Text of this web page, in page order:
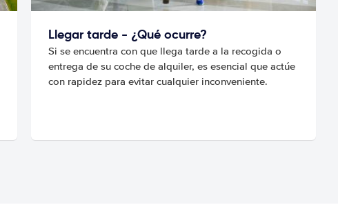
Llegar tarde - ¿Qué ocurre?
Si se encuentra con que llega tarde a la recogida o
entrega de su coche de alquiler, es esencial que actúe
con rapidez para evitar cualquier inconveniente.